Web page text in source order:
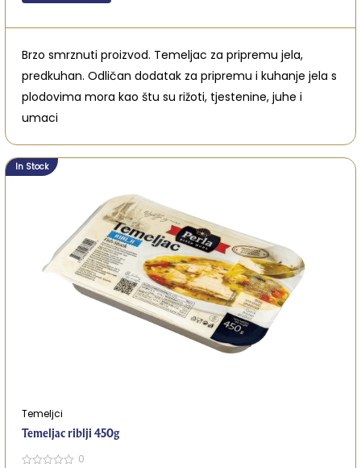
Brzo smrznuti proizvod. Temeljac za pripremu jela,
predkuhan. Odličan dodatak za pripremu i kuhanje jela s
plodovima mora kao štu su rižoti, tjestenine, juhe i
umaci
In Stock
Temeljci
Temeljac riblji 450g
0